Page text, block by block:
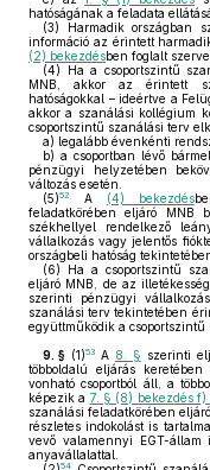
hatóságának a feladata
(3) Harmadik országban
információ az érintett
(2) bekezdésben foglalt
(4) Ha a csoportszintű
MNB, akkor az érintett
hatóságokkal – ideértve a
akkor a szanálási kollégium
csoportszintű szanálási terv
a) legalább évenkénti
b) a csoportban lévő
pénzügyi helyzetében
változás esetén.
(5)52 A (4) bekezdés
feladatkörében eljáró MNB
székhellyel rendelkező
vállalkozás vagy jelentős
országbeli hatóság
(6) Ha a csoportszintű
eljáró MNB, de az
szerinti pénzügyi
szanálási terv tekintetében
együttműködik a csoportszintű
9. § (1)53A 8. § szerinti
többoldalú eljárás
vonható csoportból áll, a
képezik a 7. § (8) bekezdés f)
szanálási feladatkörében
részletes indokolást is
vevő valamennyi EGT-állam
anyavállalattal.
54